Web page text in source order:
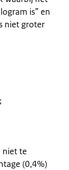
is” en
niet groter
niet te
(0,4%)